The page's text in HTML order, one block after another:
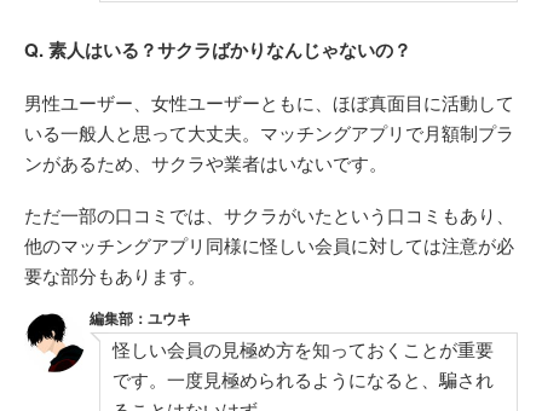
Q. 素人はいる？サクラばかりなんじゃないの？
男性ユーザー、女性ユーザーともに、ほぼ真面目に活動して
いる一般人と思って大丈夫。マッチングアプリで月額制プラ
ンがあるため、サクラや業者はいないです。
ただ一部の口コミでは、サクラがいたという口コミもあり、
他のマッチングアプリ同様に怪しい会員に対しては注意が必
要な部分もあります。
編集部：ユウキ
怪しい会員の見極め方を知っておくことが重要
です。一度見極められるようになると、騙され